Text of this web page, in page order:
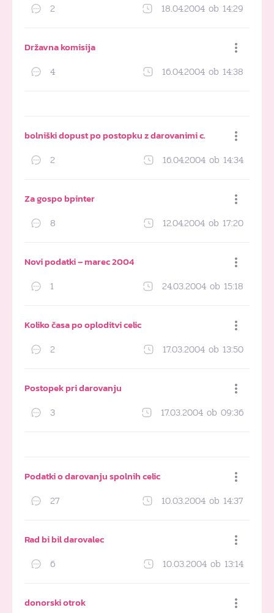
2 18.04.2004 ob 14:29
Državna komisija
4 16.04.2004 ob 14:38
bolniški dopust po postopku z darovanimi c.
2 16.04.2004 ob 14:34
Za gospo bpinter
8 12.04.2004 ob 17:20
Novi podatki – marec 2004
1 24.03.2004 ob 15:18
Koliko časa po oploditvi celic
2 17.03.2004 ob 13:50
Postopek pri darovanju
3 17.03.2004 ob 09:36
Podatki o darovanju spolnih celic
27 10.03.2004 ob 14:37
Rad bi bil darovalec
6 10.03.2004 ob 13:14
donorski otrok